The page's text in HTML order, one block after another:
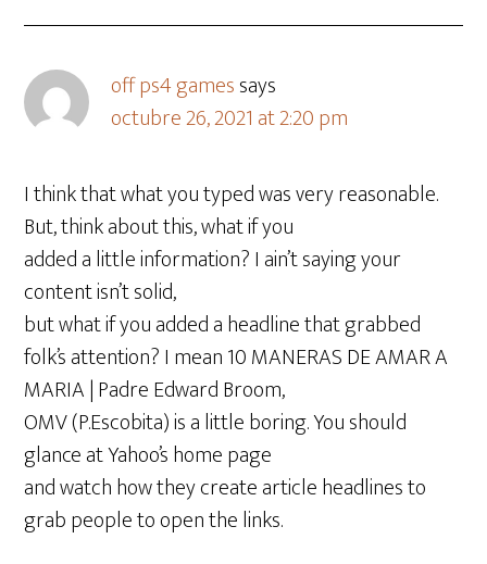
off ps4 gamessays
octubre 26, 2021 at 2:20 pm
I think that what you typed was very reasonable.
But, think about this, what if you
added a little information? I ain’t saying your
content isn’t solid,
but what if you added a headline that grabbed
folk’s attention? I mean 10 MANERAS DE AMAR A
MARIA | Padre Edward Broom,
OMV (P.Escobita) is a little boring. You should
glance at Yahoo’s home page
and watch how they create article headlines to
grab people to open the links.